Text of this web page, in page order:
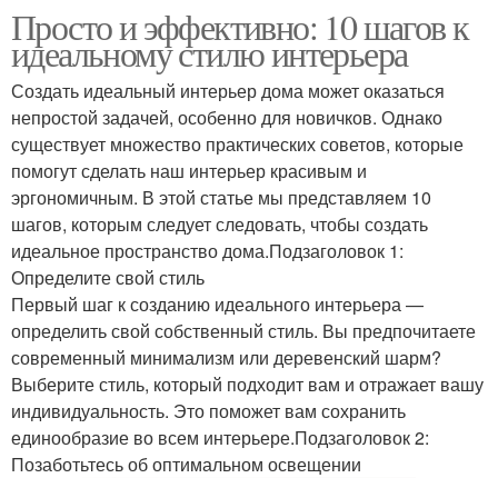
Просто и эффективно: 10 шагов к
идеальному стилю интерьера
Создать идеальный интерьер дома может оказаться
непростой задачей, особенно для новичков. Однако
существует множество практических советов, которые
помогут сделать наш интерьер красивым и
эргономичным. В этой статье мы представляем 10
шагов, которым следует следовать, чтобы создать
идеальное пространство дома.Подзаголовок 1:
Определите свой стиль
Первый шаг к созданию идеального интерьера —
определить свой собственный стиль. Вы предпочитаете
современный минимализм или деревенский шарм?
Выберите стиль, который подходит вам и отражает вашу
индивидуальность. Это поможет вам сохранить
единообразие во всем интерьере.Подзаголовок 2:
Позаботьтесь об оптимальном освещении